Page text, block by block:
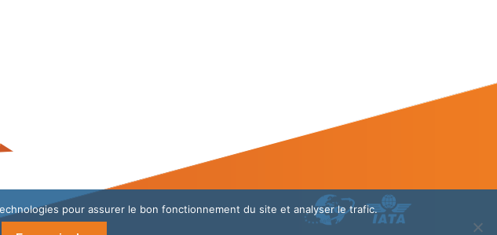
pour assurer le bon fonctionnement du site et analyser le trafic.